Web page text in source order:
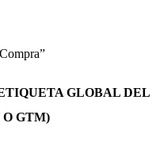
GLOBAL DEL
GTM)